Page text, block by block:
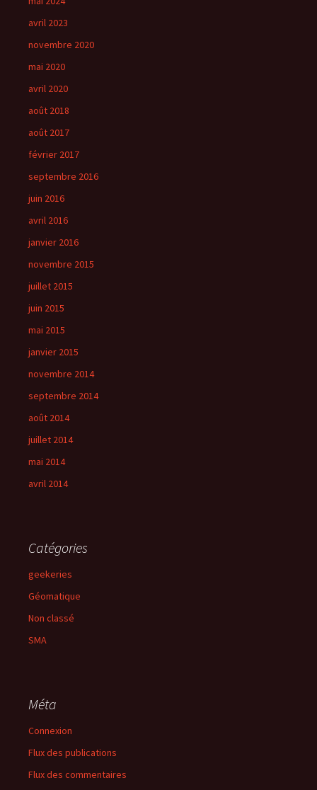
avril 2023
novembre 2020
mai 2020
avril 2020
août 2018
août 2017
février 2017
septembre 2016
juin 2016
avril 2016
janvier 2016
novembre 2015
juillet 2015
juin 2015
mai 2015
janvier 2015
novembre 2014
septembre 2014
août 2014
juillet 2014
mai 2014
avril 2014
Catégories
geekeries
Géomatique
Non classé
SMA
Méta
Connexion
Flux des publications
Flux des commentaires